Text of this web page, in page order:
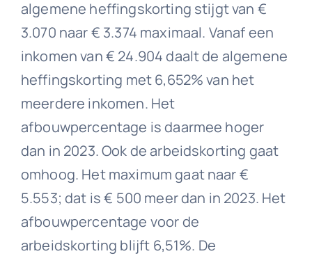
algemene heffingskorting stijgt van €
3.070 naar € 3.374 maximaal. Vanaf een
inkomen van € 24.904 daalt de algemene
heffingskorting met 6,652% van het
meerdere inkomen. Het
afbouwpercentage is daarmee hoger
dan in 2023. Ook de arbeidskorting gaat
omhoog. Het maximum gaat naar €
5.553; dat is € 500 meer dan in 2023. Het
afbouwpercentage voor de
arbeidskorting blijft 6,51%. De